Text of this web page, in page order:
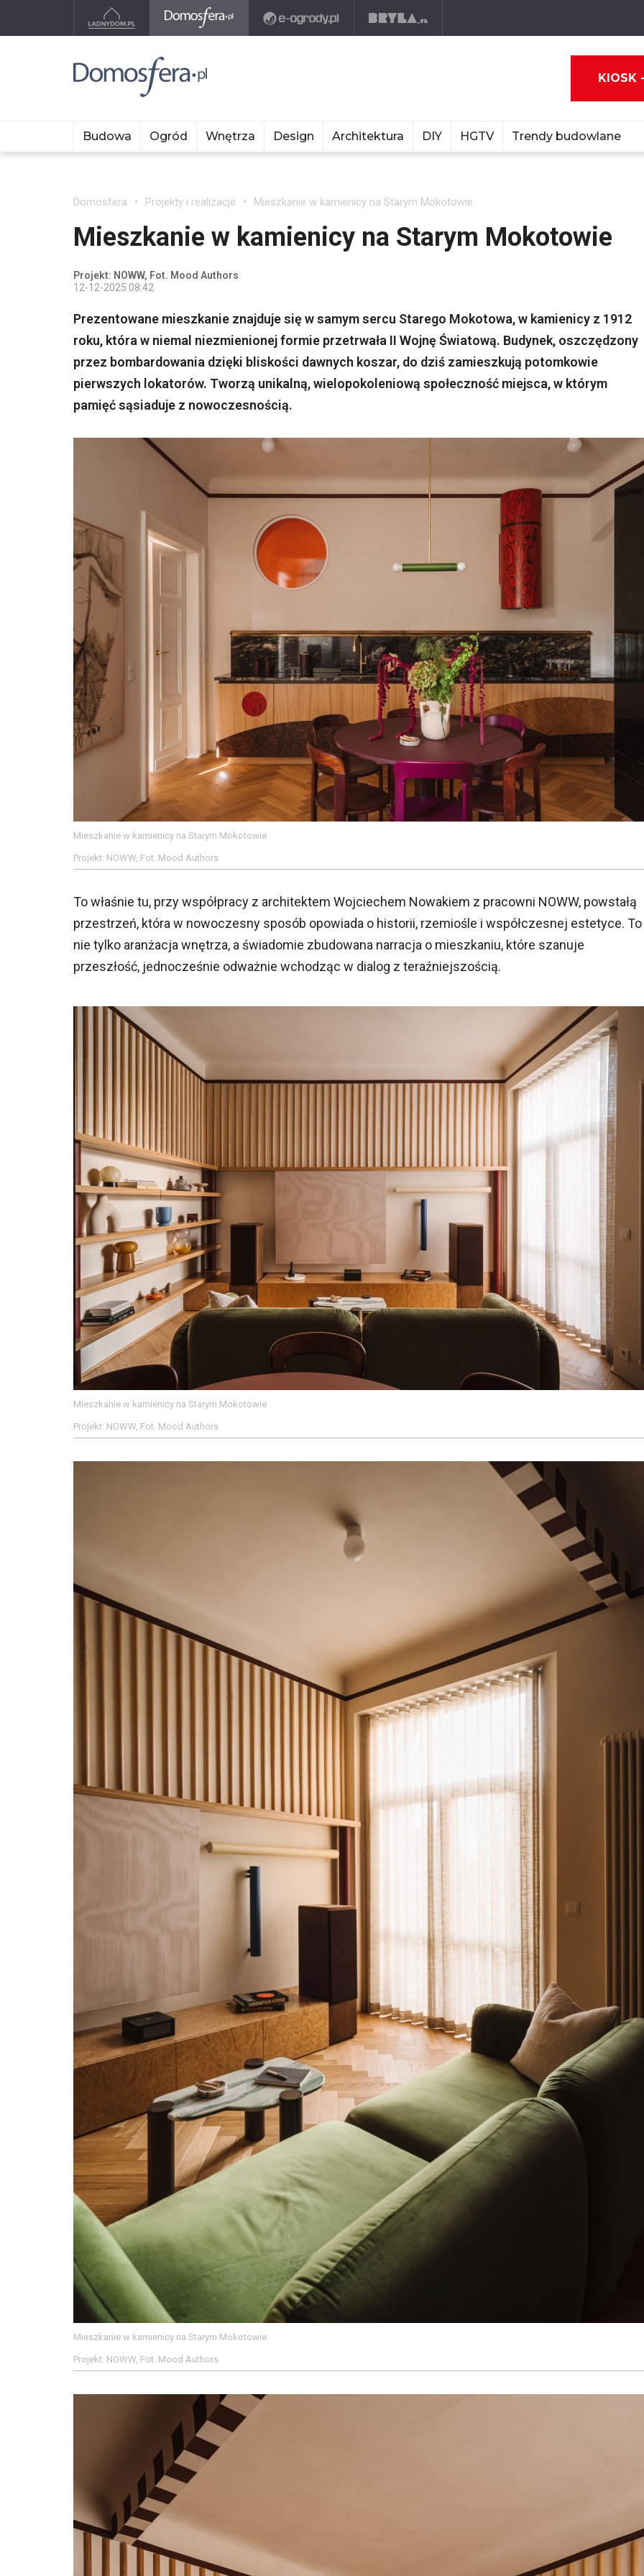
KIOSK
Budowa Ogród Wnętrza Design Architektura DIY HGTV Trendy budowlane
Domosfera Projekty i realizacje Mieszkanie w kamienicy na Starym Mokotowie
Mieszkanie w kamienicy na Starym Mokotowie
Projekt: NOWW, Fot. Mood Authors
12-12-2025 08:42
Prezentowane mieszkanie znajduje się w samym sercu Starego Mokotowa, w kamienicy z 1912
roku, która w niemal niezmienionej formie przetrwała II Wojnę Światową. Budynek, oszczędzony
przez bombardowania dzięki bliskości dawnych koszar, do dziś zamieszkują potomkowie
pierwszych lokatorów. Tworzą unikalną, wielopokoleniową społeczność miejsca, w którym
pamięć sąsiaduje z nowoczesnością.
Mieszkanie w kamienicy na Starym Mokotowie
Projekt: NOWW, Fot. Mood Authors
To właśnie tu, przy współpracy z architektem Wojciechem Nowakiem z pracowni NOWW, powstałą
przestrzeń, która w nowoczesny sposób opowiada o historii, rzemiośle i współczesnej estetyce. To
nie tylko aranżacja wnętrza, a świadomie zbudowana narracja o mieszkaniu, które szanuje
przeszłość, jednocześnie odważnie wchodząc w dialog z teraźniejszością.
Mieszkanie w kamienicy na Starym Mokotowie
Projekt: NOWW, Fot. Mood Authors
Mieszkanie w kamienicy na Starym Mokotowie
Projekt: NOWW, Fot. Mood Authors